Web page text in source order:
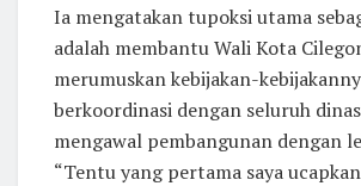
Ia mengatakan tupoksi utama
adalah membantu Wali Kota
merumuskan kebijakan-
berkoordinasi dengan seluruh
mengawal pembangunan dengan
“Tentu yang pertama saya